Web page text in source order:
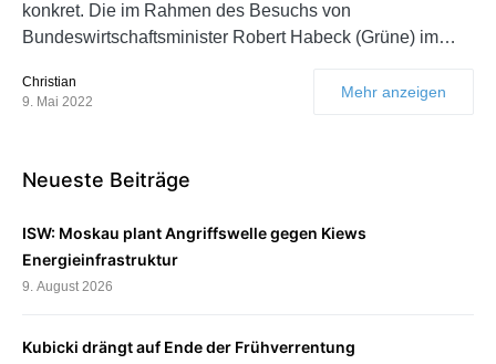
konkret. Die im Rahmen des Besuchs von
Bundeswirtschaftsminister Robert Habeck (Grüne) im…
Christian
9. Mai 2022
Mehr anzeigen
Neueste Beiträge
ISW: Moskau plant Angriffswelle gegen Kiews
Energieinfrastruktur
9. August 2026
Kubicki drängt auf Ende der Frühverrentung